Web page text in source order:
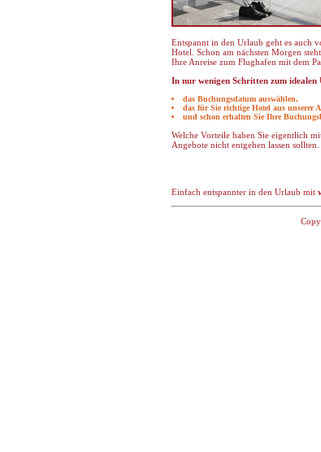
Entspannt in den Urlaub geht es auch
Hotel. Schon am nächsten Morgen
Ihre Anreise zum Flughafen mit dem
In nur wenigen Schritten zum
das Buchungsdatum auswählen,
das für Sie richtige Hotel aus unserer
und schon erhalten Sie Ihre
Welche Vorteile haben Sie eigentlich
Angebote nicht entgehen lassen sollten.
Einfach entspannter in den Urlaub mit